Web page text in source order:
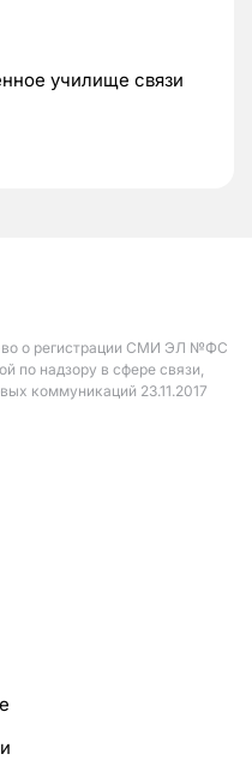
училище связи
о регистрации СМИ ЭЛ №ФС
по надзору в сфере связи,
коммуникаций 23.11.2017